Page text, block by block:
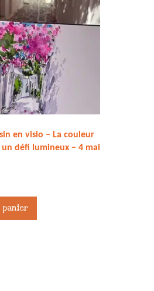
en visio – La couleur
un défi lumineux – 4 mai
panier